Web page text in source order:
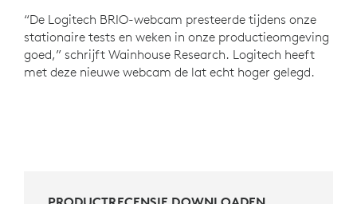
“De Logitech BRIO-webcam presteerde tijdens onze
stationaire tests en weken in onze productieomgeving
goed,” schrijft Wainhouse Research. Logitech heeft
met deze nieuwe webcam de lat echt hoger gelegd.